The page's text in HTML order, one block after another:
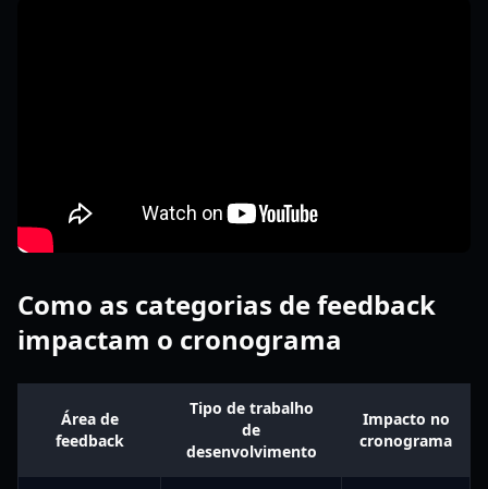
Como as categorias de feedback
impactam o cronograma
Área de
feedback
Tipo de trabalho
de
desenvolvimento
Impacto no
cronograma